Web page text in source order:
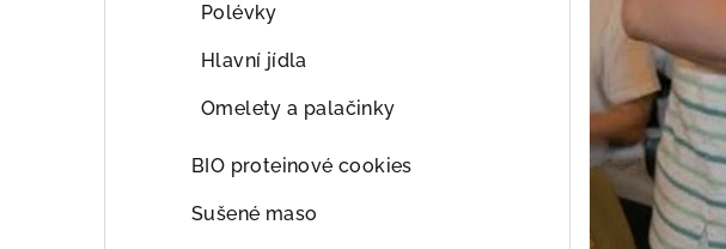
Polévky
Hlavní jídla
Omelety a palačinky
BIO proteinové cookies
Sušené maso